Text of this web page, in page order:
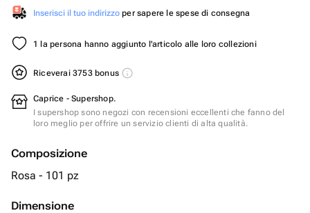
Inserisci il tuo indirizzo per sapere le spese di consegna
1 la persona hanno aggiunto l'articolo alle loro collezioni
Riceverai 3753 bonus
Caprice - Supershop.
I supershop sono negozi con recensioni eccellenti che fanno del
loro meglio per offrire un servizio clienti di alta qualità.
Composizione
Rosa - 101 pz
Dimensione